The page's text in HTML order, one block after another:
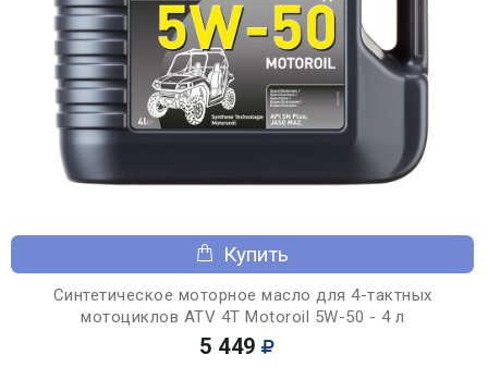
Купить
Синтетическое моторное масло для 4-тактных
мотоциклов ATV 4T Motoroil 5W-50 - 4 л
5 449